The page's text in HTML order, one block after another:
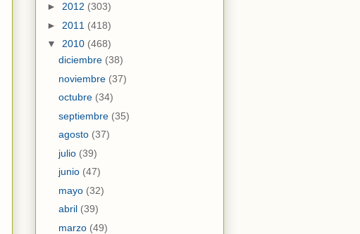
► 2012 (303)
► 2011 (418)
▼ 2010 (468)
diciembre (38)
noviembre (37)
octubre (34)
septiembre (35)
agosto (37)
julio (39)
junio (47)
mayo (32)
abril (39)
marzo (49)